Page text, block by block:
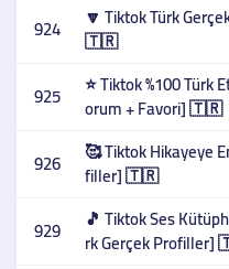
924 🔽 Tiktok Türk
🇹🇷
925 ⭐ Tiktok %100 Türk
orum + Favori] 🇹🇷
926 🥰 Tiktok Hikayeye
filler] 🇹🇷
929 🎵 Tiktok Ses
rk Gerçek